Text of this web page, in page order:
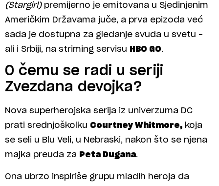
(Stargirl) premijerno je emitovana u Sjedinjenim
Američkim Državama juče, a prva epizoda već
sada je dostupna za gledanje svuda u svetu –
ali i Srbiji, na striming servisu HBO GO.
O čemu se radi u seriji
Zvezdana devojka?
Nova superherojska serija iz univerzuma DC
prati srednjoškolku Courtney Whitmore, koja
se seli u Blu Veli, u Nebraski, nakon što se njena
majka preuda za Peta Dugana.
Ona ubrzo inspiriše grupu mladih heroja da